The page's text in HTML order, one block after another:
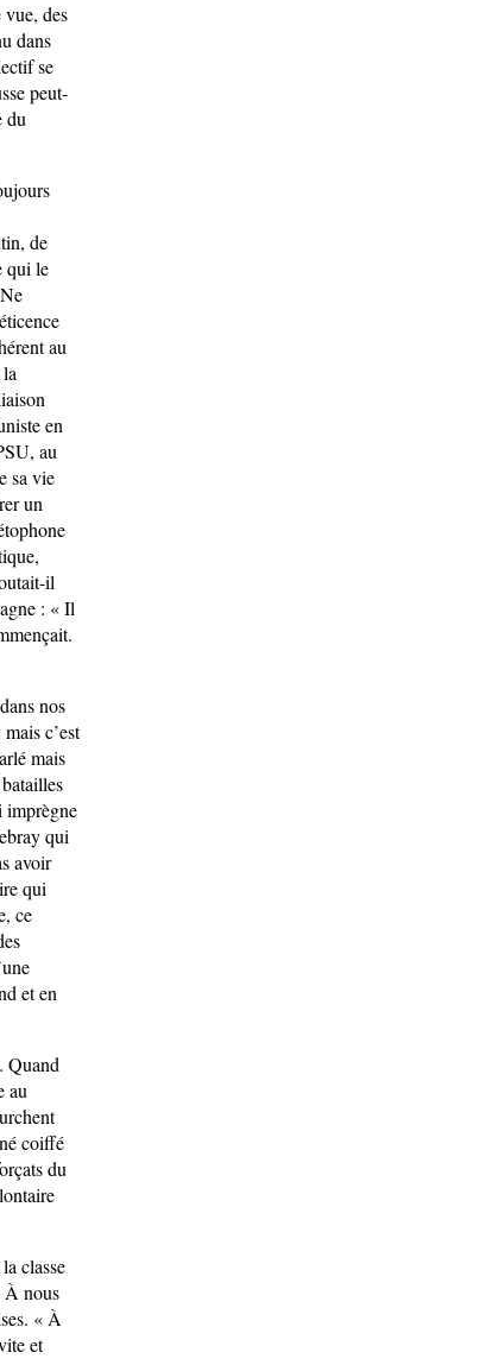
vue, des
dans
se
peut-
du
de
qui le
au
en
au
sa vie
un
il
: « Il
nos
c’est
mais
imprègne
qui
avoir
qui
ce
et en
Quand
au
coiffé
du
classe
À nous
« À
et